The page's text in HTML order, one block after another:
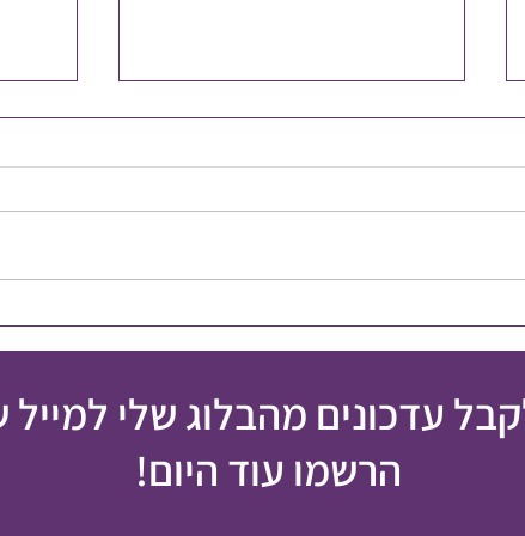
עדכונים מהבלוג שלי
הרשמו עוד היום!